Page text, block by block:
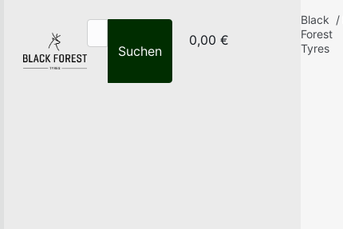
Suchen
0,00 €
Black
Forest
Tyres
/